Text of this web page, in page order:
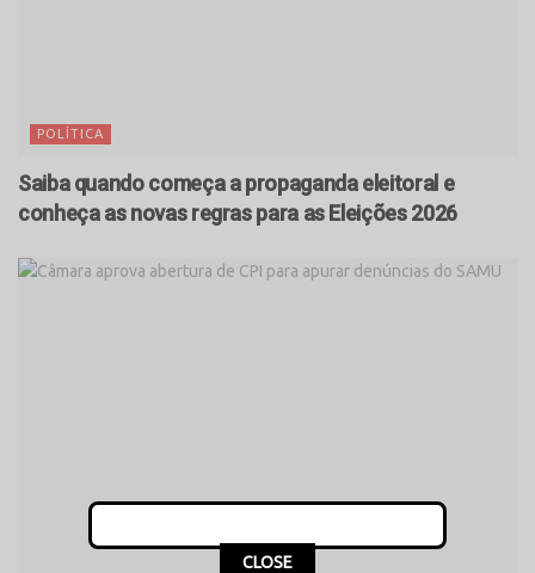
POLÍTICA
Saiba quando começa a propaganda eleitoral e
conheça as novas regras para as Eleições 2026
CLOSE